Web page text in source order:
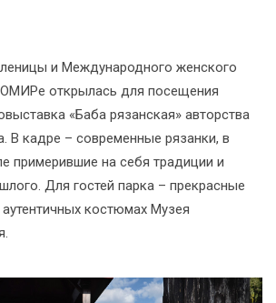
и Международного женского
открылась для посещения
«Баба рязанская» авторства
В кадре – современные рязанки, в
примерившие на себя традиции и
Для гостей парка – прекрасные
костюмах Музея